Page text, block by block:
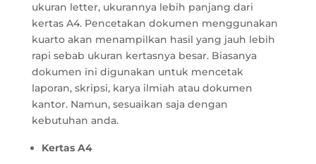
ukuran letter, ukurannya lebih panjang dari
kertas A4. Pencetakan dokumen menggunakan
kuarto akan menampilkan hasil yang jauh lebih
rapi sebab ukuran kertasnya besar. Biasanya
dokumen ini digunakan untuk mencetak
laporan, skripsi, karya ilmiah atau dokumen
kantor. Namun, sesuaikan saja dengan
kebutuhan anda.
Kertas A4